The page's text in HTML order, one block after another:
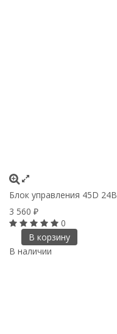
Блок управления 45D 24В
3 560 ₽
0
В корзину
В наличии